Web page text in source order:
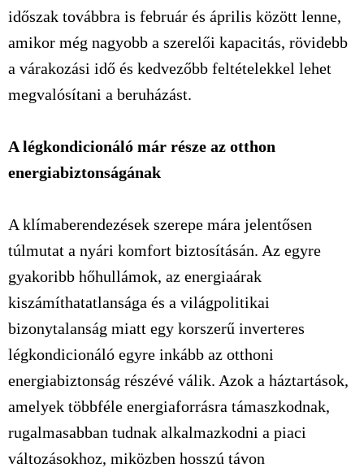
időszak továbbra is február és április között lenne,
amikor még nagyobb a szerelői kapacitás, rövidebb
a várakozási idő és kedvezőbb feltételekkel lehet
megvalósítani a beruházást.
A légkondicionáló már része az otthon
energiabiztonságának
A klímaberendezések szerepe mára jelentősen
túlmutat a nyári komfort biztosításán. Az egyre
gyakoribb hőhullámok, az energiaárak
kiszámíthatatlansága és a világpolitikai
bizonytalanság miatt egy korszerű inverteres
légkondicionáló egyre inkább az otthoni
energiabiztonság részévé válik. Azok a háztartások,
amelyek többféle energiaforrásra támaszkodnak,
rugalmasabban tudnak alkalmazkodni a piaci
változásokhoz, miközben hosszú távon